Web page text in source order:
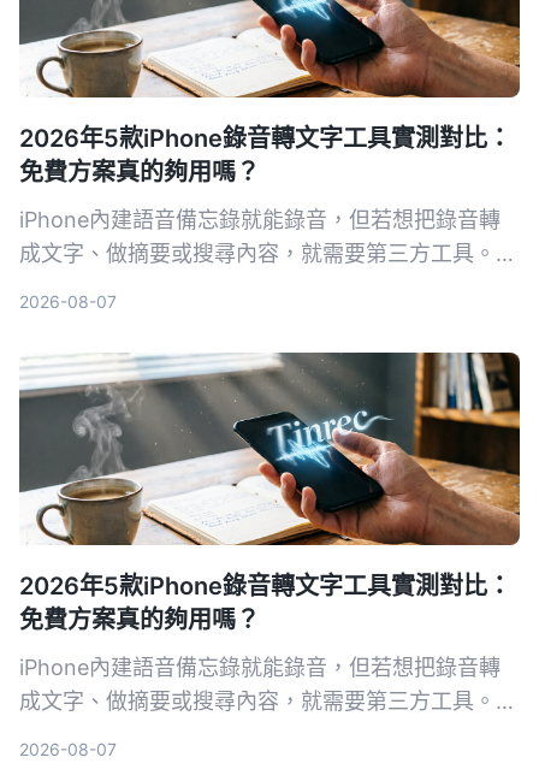
2026年5款iPhone錄音轉文字工具實測對比：
免費方案真的夠用嗎？
iPhone內建語音備忘錄就能錄音，但若想把錄音轉
成文字、做摘要或搜尋內容，就需要第三方工具。本
2026-08-07
2026年5款iPhone錄音轉文字工具實測對比：
免費方案真的夠用嗎？
iPhone內建語音備忘錄就能錄音，但若想把錄音轉
成文字、做摘要或搜尋內容，就需要第三方工具。本
2026-08-07